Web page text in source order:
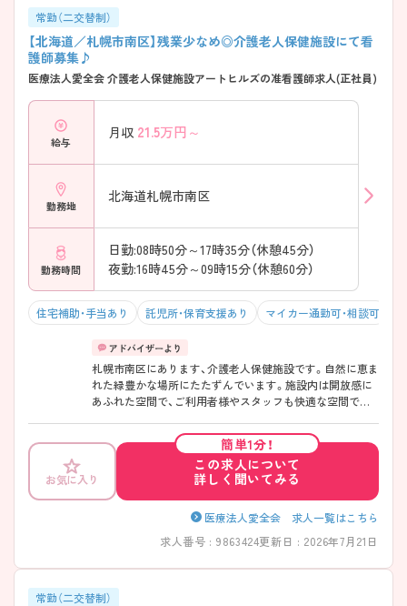
常勤（二交替制）
【北海道／札幌市南区】残業少なめ◎介護老人保健施設にて看
護師募集♪
医療法人愛全会 介護老人保健施設アートヒルズの准看護師求人(正社員)
給与
月収 21.5万円～
勤務地
北海道札幌市南区
勤務時間
日勤:08時50分～17時35分（休憩45分）
夜勤:16時45分～09時15分（休憩60分）
住宅補助・手当あり 託児所・保育支援あり マイカー通勤可・相談可
札幌市南区にあります、介護老人保健施設です。自然に恵ま
れた緑豊かな場所にたたずんでいます。施設内は開放感に
あふれた空間で、ご利用者様やスタッフも快適な空間で過
プライベートと両立したい方におすすめです◎ ご興味あり
ましたら是非、お問い合わせください♪
お気に入り
簡単1分！
この求人について
詳しく聞いてみる
医療法人愛全会 求人一覧はこちら
求人番号 : 9863424更新日 : 2026年7月21日
常勤（二交替制）